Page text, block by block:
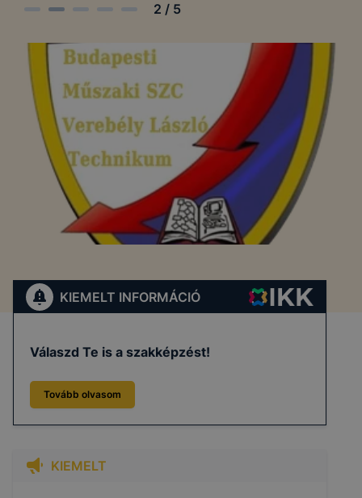
2 / 5
KIEMELT INFORMÁCIÓ
Válaszd Te is a szakképzést!
Tovább olvasom
KIEMELT